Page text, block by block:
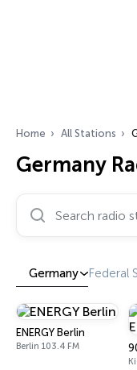
Home All Stations
Germany
Search radio
Germany Federal
ENERGY Berlin
Berlin 103.4 FM